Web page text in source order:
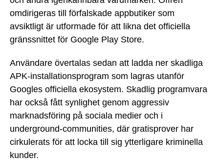
omdirigeras till förfalskade appbutiker som
avsiktligt är utformade för att likna det officiella
gränssnittet för Google Play Store.
Användare övertalas sedan att ladda ner skadliga
APK-installationsprogram som lagras utanför
Googles officiella ekosystem. Skadlig programvara
har också fått synlighet genom aggressiv
marknadsföring på sociala medier och i
underground-communities, där gratisprover har
cirkulerats för att locka till sig ytterligare kriminella
kunder.